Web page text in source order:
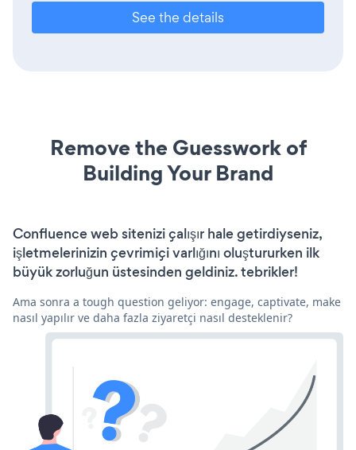
See the details
Remove the Guesswork of
Building Your Brand
Confluence web sitenizi çalışır hale getirdiyseniz,
işletmelerinizin çevrimiçi varlığını oluştururken ilk
büyük zorluğun üstesinden geldiniz. tebrikler!
Ama sonra a tough question geliyor: engage, captivate, make
nasıl yapılır ve daha fazla ziyaretçi nasıl desteklenir?